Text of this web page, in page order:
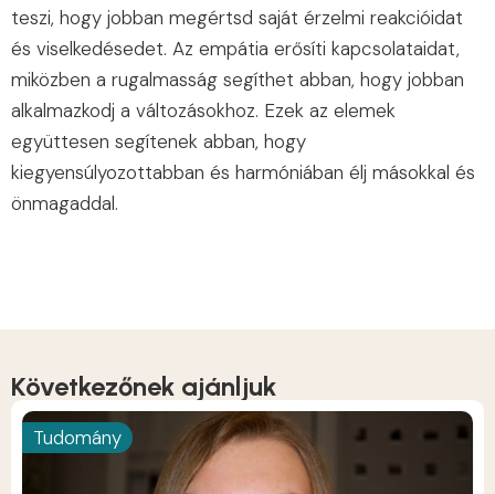
teszi, hogy jobban megértsd saját érzelmi reakcióidat
és viselkedésedet. Az empátia erősíti kapcsolataidat,
miközben a rugalmasság segíthet abban, hogy jobban
alkalmazkodj a változásokhoz. Ezek az elemek
együttesen segítenek abban, hogy
kiegyensúlyozottabban és harmóniában élj másokkal és
önmagaddal.
Következőnek ajánljuk
Tudomány